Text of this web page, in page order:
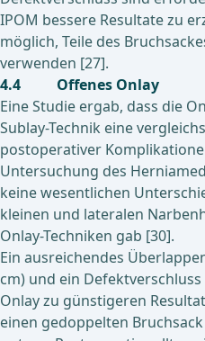
IPOM bessere Resultate zu
möglich, Teile des
verwenden [27].
4.4 Offenes Onlay
Eine Studie ergab, dass die
Sublay-Technik eine
postoperativer
Untersuchung des
keine wesentlichen
kleinen und lateralen
Onlay-Techniken gab [30].
Ein ausreichendes
cm) und ein
Onlay zu günstigeren
einen gedoppelten